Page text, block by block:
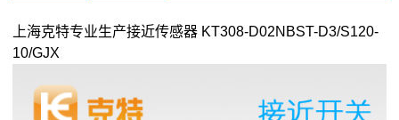
上海克特专业生产接近传感器 KT308-D02NBST-D3/S120-
10/GJX